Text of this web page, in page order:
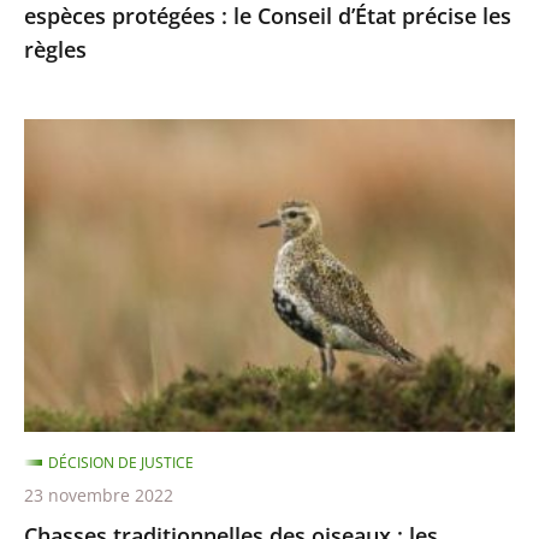
les
règles
espèces protégées : le Conseil d’État précise les
règles
2022
sont
illégales
DÉCISION DE JUSTICE
23 novembre 2022